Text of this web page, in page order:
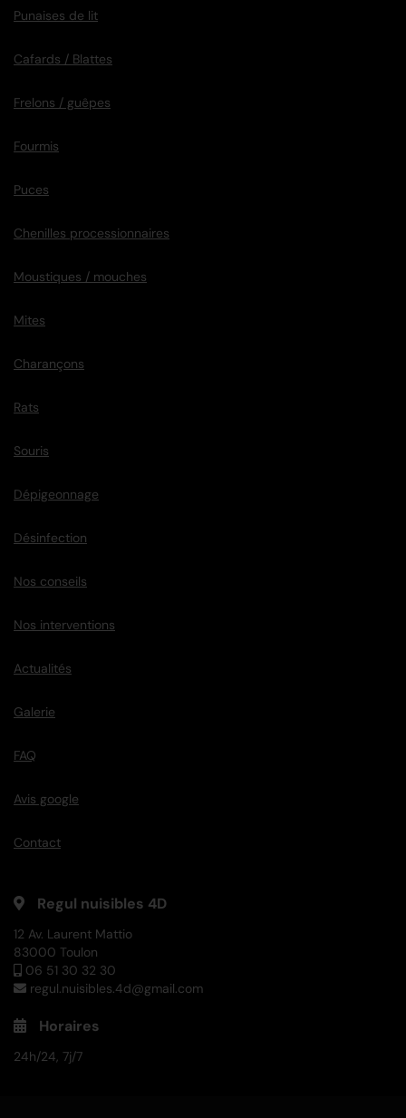
Punaises de lit
Cafards / Blattes
Frelons / guêpes
Fourmis
Puces
Chenilles processionnaires
Moustiques / mouches
Mites
Charançons
Rats
Souris
Dépigeonnage
Désinfection
Nos conseils
Nos interventions
Actualités
Galerie
FAQ
Avis google
Contact
Regul nuisibles 4D
12 Av. Laurent Mattio
83000 Toulon
06 51 30 32 30
regul.nuisibles.4d@gmail.com
Horaires
24h/24, 7j/7